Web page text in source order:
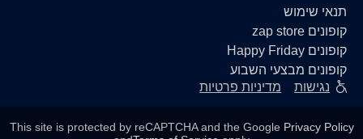
תנאי שימוש
קופונים zap store
קופונים Happy Friday
קופונים מבצעי השבוע
נגישות מדיניות פרטיות
This site is protected by reCAPTCHA and the Google Privacy Policy